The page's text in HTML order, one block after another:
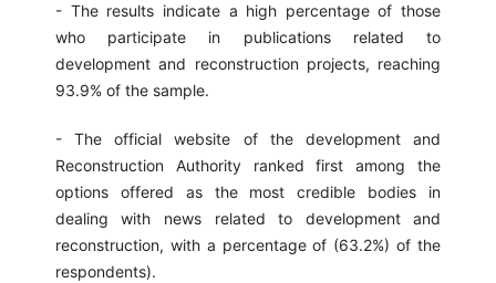
- The results indicate a high percentage of those
who participate in publications related to
development and reconstruction projects, reaching
93.9% of the sample.
- The official website of the development and
Reconstruction Authority ranked first among the
options offered as the most credible bodies in
dealing with news related to development and
reconstruction, with a percentage of (63.2%) of the
respondents).